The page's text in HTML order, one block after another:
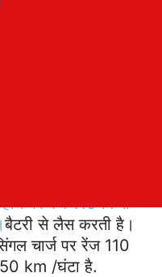
के मुताबिक, यह
इसे 2 kWh
पर रेंज 110 किमी
बैटरी से लैस करती है।
चार्ज पर रेंज 110
km /घंटा है.